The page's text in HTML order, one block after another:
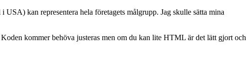
kan representera hela företagets målgrupp. Jag skulle sätta mina
Koden kommer behöva justeras men om du kan lite HTML är det lätt gjort och